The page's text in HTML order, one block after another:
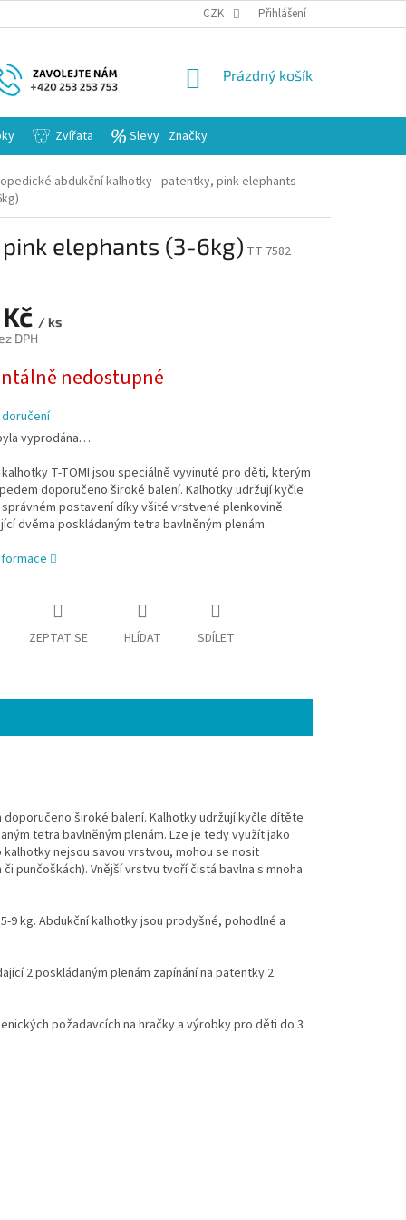
CZK Přihlášení
NÁKUPNÍ
Prázdný košík
Zvířata Slevy Značky
abdukční kalhotky - patentky, pink elephants
elephants (3-6kg) TT 7582
/ ks
DPH
nedostupné
vyprodána…
T-TOMI jsou speciálně vyvinuté pro děti, kterým
doporučeno široké balení. Kalhotky udržují kyčle
postavení díky všité vrstvené plenkovině
dvěma poskládaným tetra bavlněným plenám.
ZEPTAT SE HLÍDAT SDÍLET
široké balení. Kalhotky udržují kyčle dítěte
tetra bavlněným plenám. Lze je tedy využít jako
nejsou savou vrstvou, mohou se nosit
punčoškách). Vnější vrstvu tvoří čistá bavlna s mnoha
9 kg. Abdukční kalhotky jsou prodyšné, pohodlné a
2 poskládaným plenám zapínání na patentky 2
požadavcích na hračky a výrobky pro děti do 3